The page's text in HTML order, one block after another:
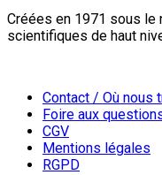
Créées en 1971 sous le
scientifiques de haut
Contact / Où nous
Foire aux
CGV
Mentions légales
RGPD